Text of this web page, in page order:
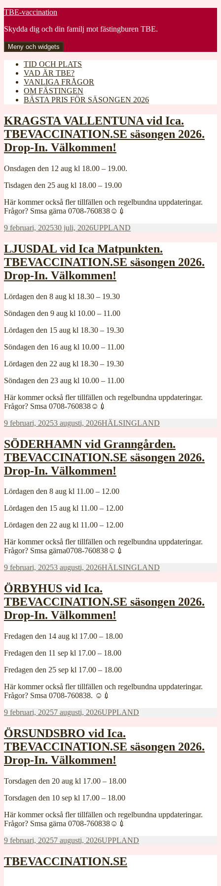
Gå
innehåll
TBE-vaccination
Skydda dig och din familj mot fästingburen TBE.
Meny och widgets
TID OCH PLATS
VAD ÄR TBE?
VANLIGA FRÅGOR
OM FÄSTINGEN
BÄSTA PRIS FÖR SÄSONGEN 2026
BUSSENS
VACCINATIONSPLATSER
OCH
TIDTABELL.
PRIS:
Vuxendos
420:-
Barndos
360:-
(1-
år)
KRAGSTA VALLENTUNA vid Ica.
TBEVACCINATION.SE säsongen 2026.
Drop-In. Välkommen!
Onsdagen den 12 aug kl 18.00 – 19.00.
Tisdagen den 25 aug kl 18.00 – 19.00
Här kommer också fler tillfällen och regelbundna uppdateringar.
Frågor? Smsa gärna 0708-760838☺️💉
Postat
9 februari, 202530 juli, 2026Kategorier
UPPLAND
LJUSDAL vid Ica Matpunkten.
TBEVACCINATION.SE säsongen 2026.
Drop-In. Välkommen!
Lördagen den 8 aug kl 18.30 – 19.30
Söndagen den 9 aug kl 10.00 – 11.00
Lördagen den 15 aug kl 18.30 – 19.30
Söndagen den 16 aug kl 10.00 – 11.00
Lördagen den 22 aug kl 18.30 – 19.30
Söndagen den 23 aug kl 10.00 – 11.00
Här kommer också fler tillfällen och regelbundna uppdateringar.
Frågor? Smsa 0708-760838☺️💉
Postat
9 februari, 20253 augusti, 2026Kategorier
HÄLSINGLAND
SÖDERHAMN vid Granngården.
TBEVACCINATION.SE säsongen 2026.
Drop-In. Välkommen!
Lördagen den 8 aug kl 11.00 – 12.00
Lördagen den 15 aug kl 11.00 – 12.00
Lördagen den 22 aug kl 11.00 – 12.00
Här kommer också fler tillfällen och regelbundna uppdateringar.
Frågor? Smsa gärna0708-760838☺️💉
Postat
9 februari, 20253 augusti, 2026Kategorier
HÄLSINGLAND
ÖRBYHUS vid Ica.
TBEVACCINATION.SE säsongen 2026.
Drop-In. Välkommen!
Fredagen den 14 aug kl 17.00 – 18.00
Fredagen den 11 sep kl 17.00 – 18.00
Fredagen den 25 sep kl 17.00 – 18.00
Här kommer också fler tillfällen och regelbundna uppdateringar.
Frågor? Smsa 0708-760838. ☺️💉
Postat
9 februari, 20257 augusti, 2026Kategorier
UPPLAND
ÖRSUNDSBRO vid Ica.
TBEVACCINATION.SE säsongen 2026.
Drop-In. Välkommen!
Torsdagen den 20 aug kl 17.00 – 18.00
Torsdagen den 10 sep kl 17.00 – 18.00
Här kommer också fler tillfällen och regelbundna uppdateringar.
Frågor? Smsa gärna 0708-760838☺️💉
Postat
9 februari, 20257 augusti, 2026Kategorier
UPPLAND
TBEVACCINATION.SE